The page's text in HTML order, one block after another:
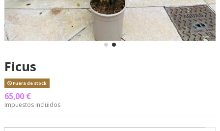
Ficus
Fuera de stock
65,00 €
Impuestos incluidos